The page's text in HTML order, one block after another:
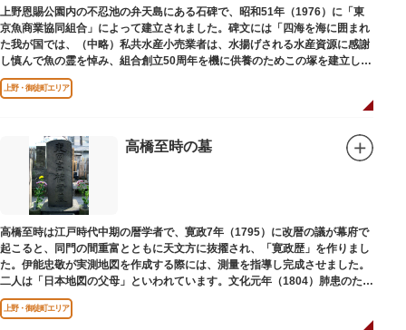
上野恩賜公園内の不忍池の弁天島にある石碑で、昭和51年（1976）に「東
京魚商業協同組合」によって建立されました。碑文には「四海を海に囲まれ
た我が国では、（中略）私共水産小売業者は、水揚げされる水産資源に感謝
し慎んで魚の霊を悼み、組合創立50周年を機に供養のためこの塚を建立しま
す」とあります。
上野・御徒町エリア
高橋至時の墓
高橋至時は江戸時代中期の暦学者で、寛政7年（1795）に改暦の議が幕府で
起こると、同門の間重富とともに天文方に抜擢され、「寛政歴」を作りまし
た。伊能忠敬が実測地図を作成する際には、測量を指導し完成させました。
二人は「日本地図の父母」といわれています。文化元年（1804）肺患のため
没しました。お墓は源空寺（げんくうじ）にあります。
上野・御徒町エリア